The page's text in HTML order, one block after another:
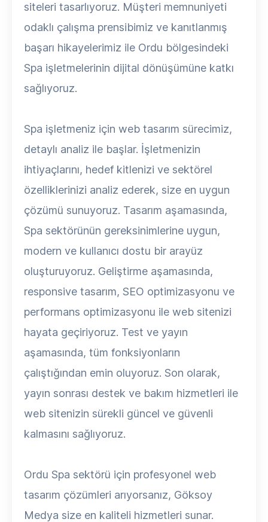
siteleri tasarlıyoruz. Müşteri memnuniyeti
odaklı çalışma prensibimiz ve kanıtlanmış
başarı hikayelerimiz ile Ordu bölgesindeki
Spa işletmelerinin dijital dönüşümüne katkı
sağlıyoruz.
Spa işletmeniz için web tasarım sürecimiz,
detaylı analiz ile başlar. İşletmenizin
ihtiyaçlarını, hedef kitlenizi ve sektörel
özelliklerinizi analiz ederek, size en uygun
çözümü sunuyoruz. Tasarım aşamasında,
Spa sektörünün gereksinimlerine uygun,
modern ve kullanıcı dostu bir arayüz
oluşturuyoruz. Geliştirme aşamasında,
responsive tasarım, SEO optimizasyonu ve
performans optimizasyonu ile web sitenizi
hayata geçiriyoruz. Test ve yayın
aşamasında, tüm fonksiyonların
çalıştığından emin oluyoruz. Son olarak,
yayın sonrası destek ve bakım hizmetleri ile
web sitenizin sürekli güncel ve güvenli
kalmasını sağlıyoruz.
Ordu Spa sektörü için profesyonel web
tasarım çözümleri arıyorsanız, Göksoy
Medya size en kaliteli hizmetleri sunar.